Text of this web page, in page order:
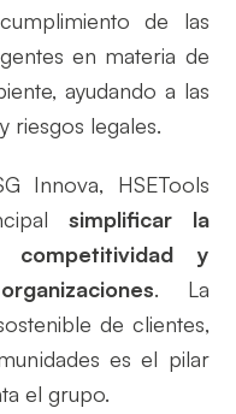
de las
en materia de
ayudando a las
riesgos legales.
Innova, HSETools
simplificar la
y
. La
de clientes,
es el pilar
el grupo.